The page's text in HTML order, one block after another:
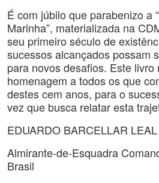
É com júbilo que parabenizo a
Marinha”, materializada na
seu primeiro século de
sucessos alcançados possam
para novos desafios. Este livro
homenagem a todos os que
destes cem anos, para o
vez que busca relatar esta
EDUARDO BARCELLAR
Almirante-de-Esquadra
Brasil